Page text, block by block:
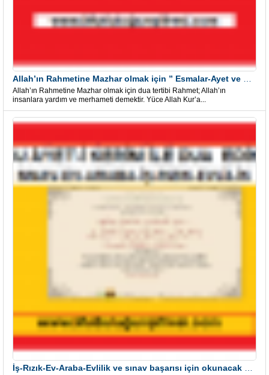
Allah’ın Rahmetine Mazhar olmak için dua tertibi Rahmet; Allah’ın
insanlara yardım ve merhameti demektir. Yüce Allah Kur’a...